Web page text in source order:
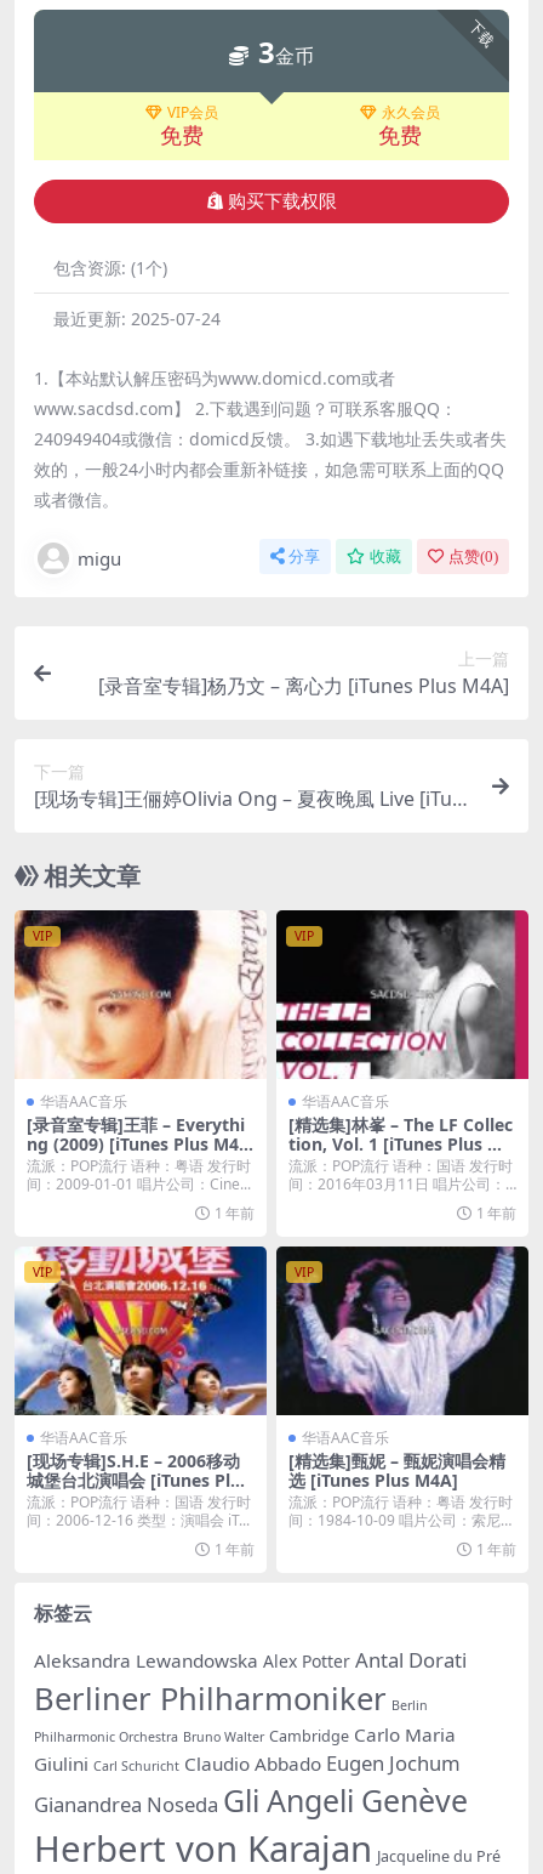
下载
3金币
VIP会员
免费
永久会员
免费
购买下载权限
包含资源: (1个)
最近更新: 2025-07-24
1.【本站默认解压密码为www.domicd.com或者
www.sacdsd.com】 2.下载遇到问题？可联系客服QQ：
240949404或微信：domicd反馈。 3.如遇下载地址丢失或者失
效的，一般24小时内都会重新补链接，如急需可联系上面的QQ
或者微信。
migu 分享 收藏 点赞(0)
上一篇
[录音室专辑]杨乃文 – 离心力 [iTunes Plus M4A]
下一篇
[现场专辑]王俪婷Olivia Ong – 夏夜晚風 Live [iTun
相关文章
VIP
华语AAC音乐
[录音室专辑]王菲 – Everythi
ng (2009) [iTunes Plus M4
A]
流派：POP流行 语种：粤语 发行时
间：2009-01-01 唱片公司：Cine...
1 年前
VIP
华语AAC音乐
[精选集]林峯 – The LF Collec
tion, Vol. 1 [iTunes Plus M4
A]
流派：POP流行 语种：国语 发行时
间：2016年03月11日 唱片公司：
1 年前
VIP
华语AAC音乐
[现场专辑]S.H.E – 2006移动
城堡台北演唱会 [iTunes Plus
M4A]
流派：POP流行 语种：国语 发行时
间：2006-12-16 类型：演唱会 iT...
1 年前
VIP
华语AAC音乐
[精选集]甄妮 – 甄妮演唱会精
选 [iTunes Plus M4A]
流派：POP流行 语种：粤语 发行时
间：1984-10-09 唱片公司：索尼音
1 年前
标签云
Aleksandra Lewandowska Alex Potter Antal Dorati
Berliner Philharmoniker Berlin
Philharmonic Orchestra Bruno Walter Cambridge Carlo Maria
Giulini Carl Schuricht Claudio Abbado Eugen Jochum
Gianandrea Noseda Gli Angeli Genève
Herbert von Karajan Jacqueline du Pré